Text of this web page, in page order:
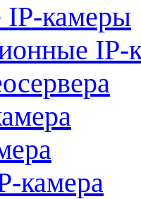
IP-камеры
IP-
камера